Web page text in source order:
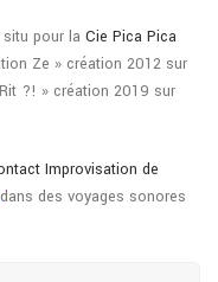
pour la Cie Pica Pica
Ze » création 2012 sur
?! » création 2019 sur
Improvisation de
dans des voyages sonores